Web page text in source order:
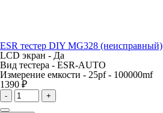
ESR тестер DIY MG328 (неисправный)
LCD экран - Да
Вид тестера - ESR-AUTO
Измерение емкости - 25pf - 100000mf
1390 ₽
- +